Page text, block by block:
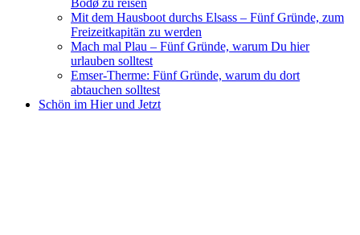
Bodø zu reisen
Mit dem Hausboot durchs Elsass – Fünf Gründe, zum
Freizeitkapitän zu werden
Mach mal Plau – Fünf Gründe, warum Du hier
urlauben solltest
Emser-Therme: Fünf Gründe, warum du dort
abtauchen solltest
Schön im Hier und Jetzt